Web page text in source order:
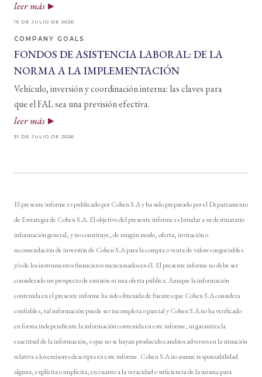
leer más
15 DE JULIO DE 2026
COMPANY GOALS
FONDOS DE ASISTENCIA LABORAL: DE LA
NORMA A LA IMPLEMENTACIÓN
Vehículo, inversión y coordinación interna: las claves para
que el FAL sea una previsión efectiva.
leer más
31 DE JULIO DE 2026
El presente informe es publicado por Cohen S.A y ha sido preparado por el Departamento
de Estrategia de Cohen S.A. El objetivo del presente informe es brindar a su destinatario
información general, y no constituye, de ningún modo, oferta, invitación o
recomendación de inversión de Cohen S.A para la compra o venta de valores negociables
y/o de los instrumentos financieros mencionados en él. El presente informe no debe ser
considerado un prospecto de emisión ni una oferta pública. Aunque la información
contenida en el presente informe ha sido obtenida de fuentes que Cohen S.A considera
confiables, tal información puede ser incompleta o parcial y Cohen S.A no ha verificado
en forma independiente la información contenida en este informe, ni garantiza la
exactitud de la información, o que no se hayan producido cambios adversos en la situación
relativa a los emisores descripta en este informe. Cohen S.A no asume responsabilidad
alguna, explícita o implícita, en cuanto a la veracidad o suficiencia de la misma para